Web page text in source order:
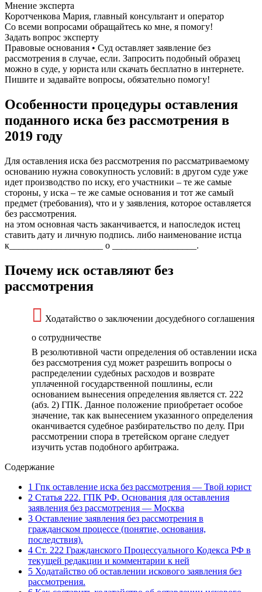
Мнение эксперта
Коротченкова Мария, главный консультант и оператор
Со всеми вопросами обращайтесь ко мне, я помогу!
Задать вопрос эксперту
Правовые основания • Суд оставляет заявление без
рассмотрения в случае, если. Запросить подобный образец
можно в суде, у юриста или скачать бесплатно в интернете.
Пишите и задавайте вопросы, обязательно помогу!
Особенности процедуры оставления
поданного иска без рассмотрения в
2019 году
Для оставления иска без рассмотрения по рассматриваемому
основанию нужна совокупность условий: в другом суде уже
идет производство по иску, его участники – те же самые
стороны, у иска – те же самые основания и тот же самый
предмет (требования), что и у заявления, которое оставляется
без рассмотрения.
на этом основная часть заканчивается, и напоследок истец
ставить дату и личную подпись. либо наименование истца
к____________________ о __________________.
Почему иск оставляют без
рассмотрения
Ходатайство о заключении досудебного соглашения
о сотрудничестве
В резолютивной части определения об оставлении иска
без рассмотрения суд может разрешить вопросы о
распределении судебных расходов и возврате
уплаченной государственной пошлины, если
основанием вынесения определения является ст. 222
(абз. 2) ГПК. Данное положение приобретает особое
значение, так как вынесением указанного определения
оканчивается судебное разбирательство по делу. При
рассмотрении спора в третейском органе следует
изучить устав подобного арбитража.
Содержание
1 Гпк оставление иска без рассмотрения — Твой юрист
2 Статья 222. ГПК РФ. Основания для оставления
заявления без рассмотрения — Москва
3 Оставление заявления без рассмотрения в
гражданском процессе (понятие, основания,
последствия).
4 Ст. 222 Гражданского Процессуального Кодекса РФ в
текущей редакции и комментарии к ней
5 Ходатайство об оставлении искового заявления без
рассмотрения.